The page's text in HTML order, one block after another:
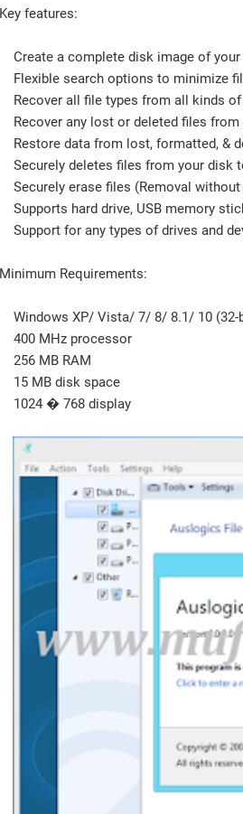
Key features:
Create a complete disk image of
Flexible search options to minimize
Recover all file types from all kinds
Recover any lost or deleted files from
Restore data from lost, formatted, &
Securely deletes files from your disk
Securely erase files (Removal
Supports hard drive, USB memory
Support for any types of drives and
Minimum Requirements:
Windows XP/ Vista/ 7/ 8/ 8.1/ 10 (32-
400 MHz processor
256 MB RAM
15 MB disk space
1024 � 768 display